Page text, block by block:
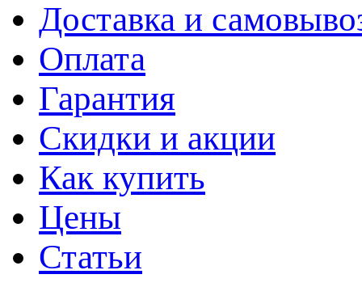
Доставка и
Оплата
Гарантия
Скидки и акции
Как купить
Цены
Статьи